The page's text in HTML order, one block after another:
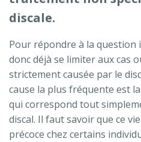
discale.
Pour répondre à la
donc déjà se limiter aux cas
strictement causée par le
cause la plus fréquente est
qui correspond tout
discal. Il faut savoir que ce
précoce chez certains